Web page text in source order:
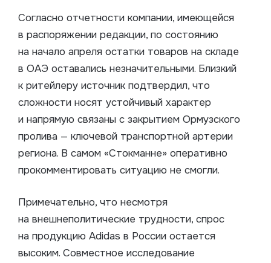
Согласно отчетности компании, имеющейся
в распоряжении редакции, по состоянию
на начало апреля остатки товаров на складе
в ОАЭ оставались незначительными. Близкий
к ритейлеру источник подтвердил, что
сложности носят устойчивый характер
и напрямую связаны с закрытием Ормузского
пролива — ключевой транспортной артерии
региона. В самом «Стокманне» оперативно
прокомментировать ситуацию не смогли.
Примечательно, что несмотря
на внешнеполитические трудности, спрос
на продукцию Adidas в России остается
высоким. Совместное исследование